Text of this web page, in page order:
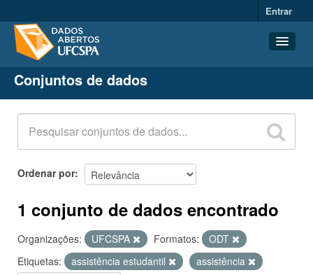
Entrar
Conjuntos de dados
Organizações
Grupos
Sobre
Conjuntos de dados
Ordenar por
1 conjunto de dados encontrado
Organizações: UFCSPA Formatos:
ODT
Etiquetas:
assistência estudantil
assistência